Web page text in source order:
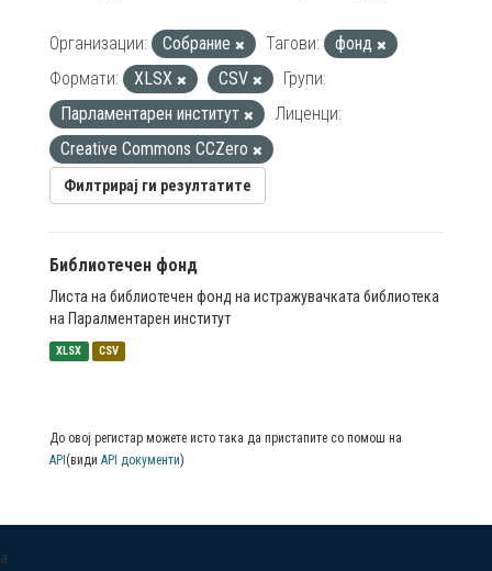
Организации: Собрание Тагови:
фонд
Формати:
XLSX CSV
Групи:
Парламентарен институт
Лиценци:
Creative Commons CCZero
Филтрирај ги резултатите
Библиотечен фонд
Листа на библиотечен фонд на истражувачката библиотека
на Паралментарен институт
XLSX CSV
До овој регистар можете исто така да пристапите со помош на
API (види API документи)
a